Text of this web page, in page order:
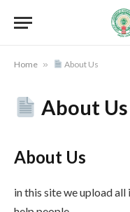
Home » About Us
About Us
About Us
in this site we upload